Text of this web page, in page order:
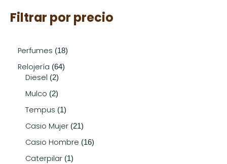
Filtrar por precio
Perfumes 18
Relojería 64
Diesel 2
Mulco 2
Tempus 1
Casio Mujer 21
Casio Hombre 16
Caterpilar 1